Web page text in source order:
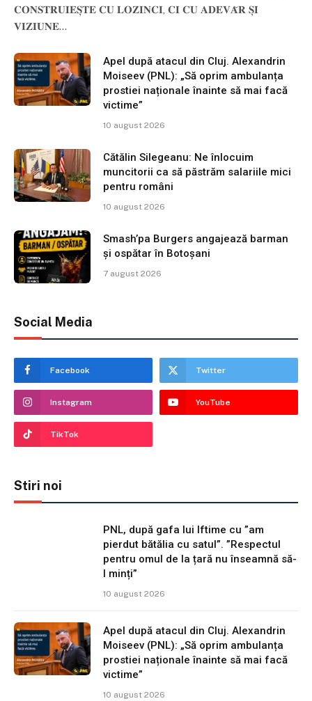
𝐂𝐎𝐍𝐒𝐓𝐑𝐔𝐈𝐄𝐒̦𝐓𝐄 𝐂𝐔 𝐋𝐎𝐙𝐈𝐍𝐂𝐈, 𝐂𝐈 𝐂𝐔 𝐀𝐃𝐄𝐕𝐀̆𝐑 𝐒̦𝐈
𝐕𝐈𝐙𝐈𝐔𝐍𝐄…
Apel după atacul din Cluj. Alexandrin
Moiseev (PNL): „Să oprim ambulanța
prostiei naționale înainte să mai facă
victime”
10 august 2026
Cătălin Silegeanu: Ne înlocuim
muncitorii ca să păstrăm salariile mici
pentru români
10 august 2026
Smash’pa Burgers angajează barman
și ospătar în Botoșani
7 august 2026
Social Media
Facebook Twitter
Instagram YouTube
TikTok
Stiri noi
PNL, după gafa lui Iftime cu ”am
pierdut bătălia cu satul”. ”Respectul
pentru omul de la țară nu înseamnă să-
l minți”
10 august 2026
Apel după atacul din Cluj. Alexandrin
Moiseev (PNL): „Să oprim ambulanța
prostiei naționale înainte să mai facă
victime”
10 august 2026